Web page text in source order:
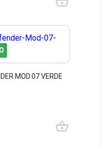
MOD.07 VERDE